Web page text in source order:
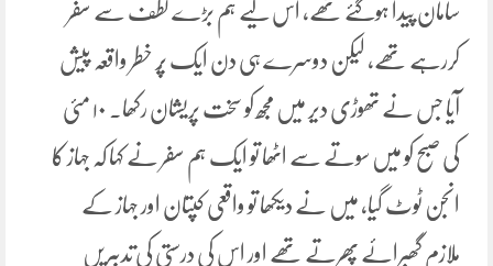
سامان پیدا ہوگئے تھے، اس لیے ہم بڑے لطف سے سفر
کررہے تھے، لیکن دوسرے ہی دن ایک پُر خطر واقعہ پیش
آیا جس نے تھوڑی دیر میں مجھ کو سخت پریشان رکھا. ۱۰ مئی
کی صبح کو میں سوتے سے اٹھا تو ایک ہم سفر نے کہا کہ جہاز کا
انجن ٹوٹ گیا، میں نے دیکھا تو واقعی کپتان اور جہاز کے
ملازم گھبرائے پھرتے تھے اور اس کی درستی کی تدبیریں